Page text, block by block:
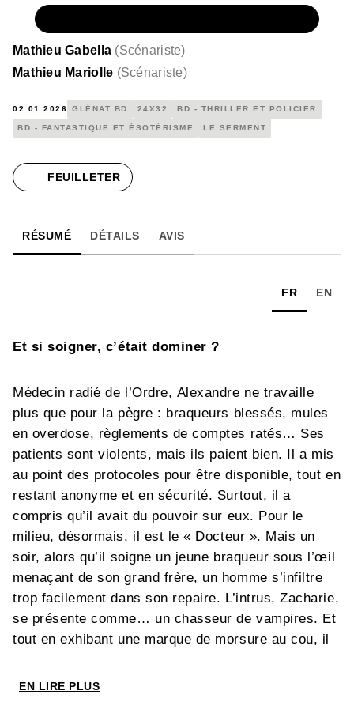
Mathieu Gabella (Scénariste)
Mathieu Mariolle (Scénariste)
02.01.2026 GLÉNAT BD 24X32 BD - THRILLER ET POLICIER
BD - FANTASTIQUE ET ÉSOTÉRISME LE SERMENT
FEUILLETER
RÉSUMÉ DÉTAILS AVIS
FR EN
Et si soigner, c’était dominer ?
Médecin radié de l’Ordre, Alexandre ne travaille
plus que pour la pègre : braqueurs blessés, mules
en overdose, règlements de comptes ratés… Ses
patients sont violents, mais ils paient bien. Il a mis
au point des protocoles pour être disponible, tout en
restant anonyme et en sécurité. Surtout, il a
compris qu’il avait du pouvoir sur eux. Pour le
milieu, désormais, il est le « Docteur ». Mais un
soir, alors qu’il soigne un jeune braqueur sous l’œil
menaçant de son grand frère, un homme s’infiltre
trop facilement dans son repaire. L’intrus, Zacharie,
se présente comme… un chasseur de vampires. Et
tout en exhibant une marque de morsure au cou, il
qu’il fera nuit, je me transformerai, et je vous
EN LIRE PLUS